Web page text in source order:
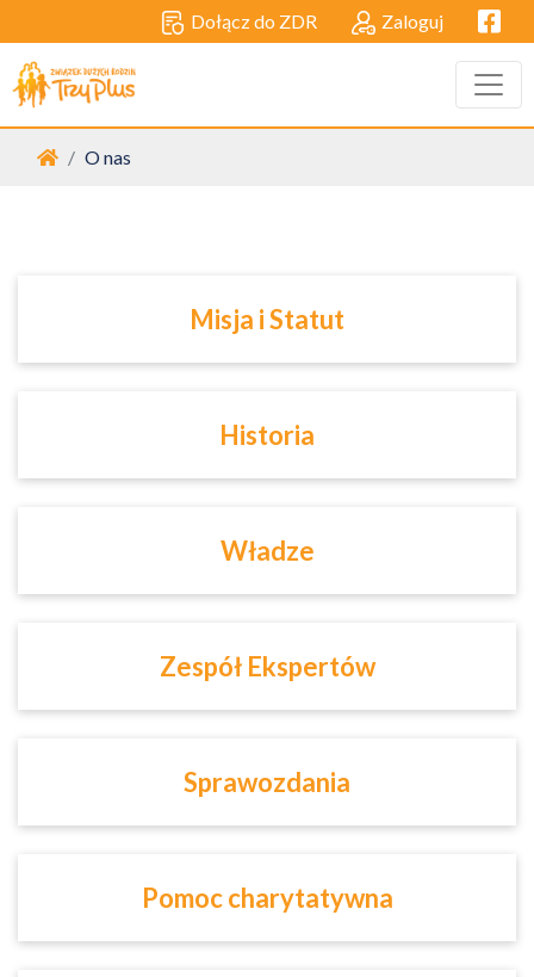
Dołącz do ZDR Zaloguj
Strona główna
O nas
Misja i Statut
Historia
Władze
Zespół Ekspertów
Sprawozdania
Pomoc charytatywna